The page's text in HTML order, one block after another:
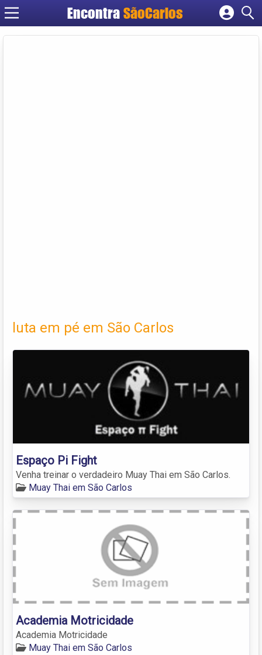
EncontraSãoCarlos
Cadastrar empresa
luta em pé em São Carlos
Espaço Pi Fight
Venha treinar o verdadeiro Muay Thai em São Carlos.
Muay Thai em São Carlos
Academia Motricidade
Academia Motricidade
Muay Thai em São Carlos